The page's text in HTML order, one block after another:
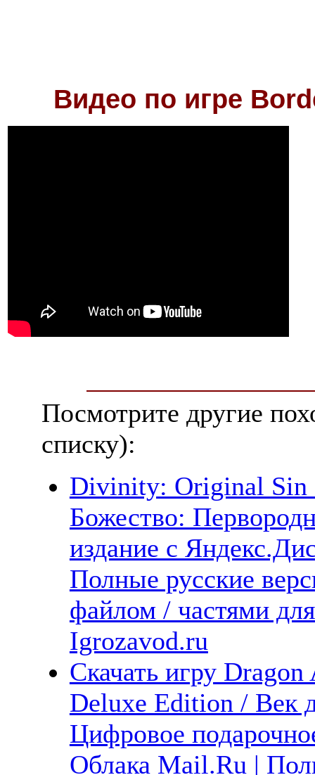
Видео по игре
Посмотрите другие
списку):
Divinity: Original
Божество:
издание с
Полные русские
файлом / частями
Igrozavod.ru
Скачать игру
Deluxe Edition / Век
Цифровое
Облака Mail.Ru |